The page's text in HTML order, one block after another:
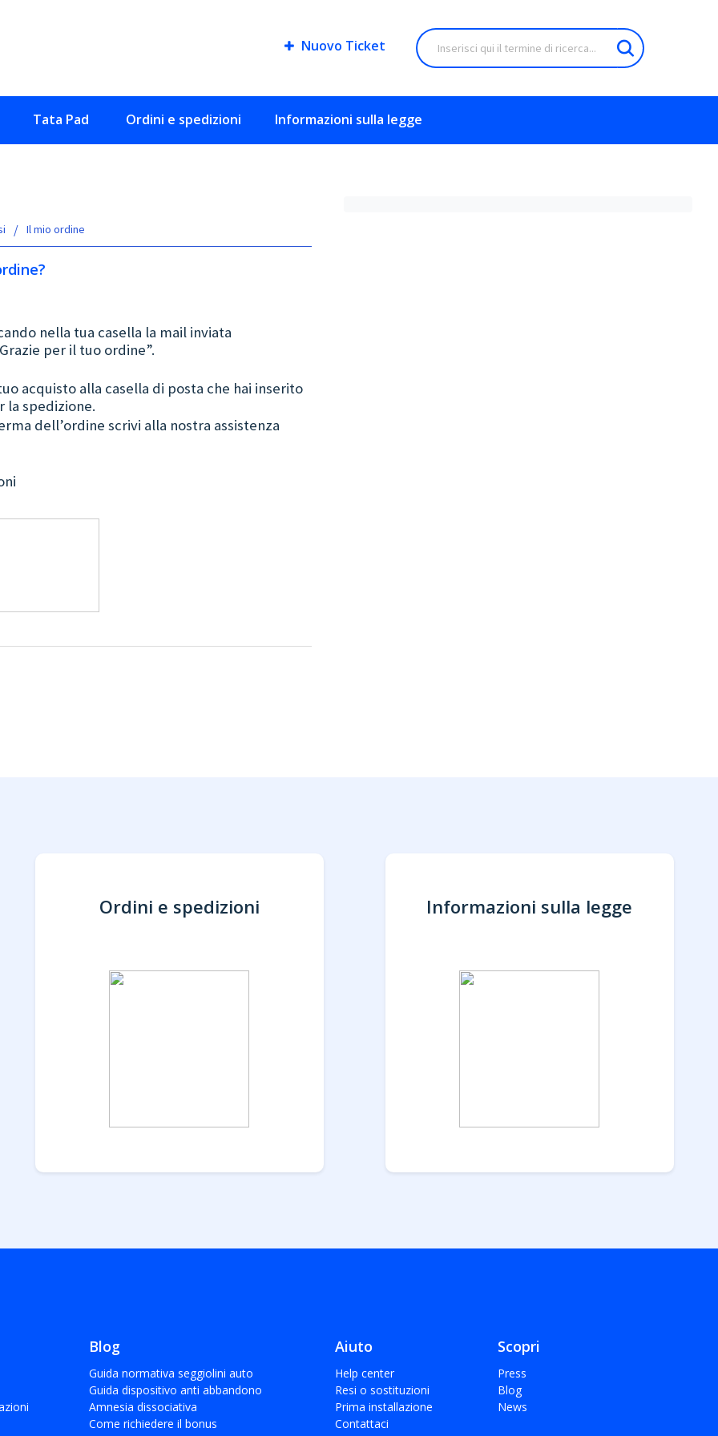
Nuovo Ticket
Tata Pad Ordini e spedizioni Informazioni sulla legge
Il mio ordine
nella tua casella la mail inviata
per il tuo ordine”.
acquisto alla casella di posta che hai inserito
la spedizione.
dell’ordine scrivi alla nostra assistenza
Ordini e spedizioni Informazioni sulla legge
Blog
Guida normativa seggiolini auto
Guida dispositivo anti abbandono
Amnesia dissociativa
Come richiedere il bonus
Aiuto
Help center
Resi o sostituzioni
Prima installazione
Contattaci
Scopri
Press
Blog
News